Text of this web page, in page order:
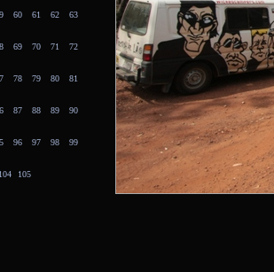
60 61 62 63
69 70 71 72
78 79 80 81
87 88 89 90
96 97 98 99
104 105